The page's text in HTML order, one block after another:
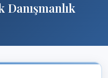
Danışmanlık